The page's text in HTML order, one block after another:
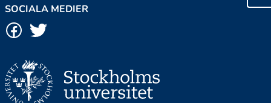
SOCIALA MEDIER